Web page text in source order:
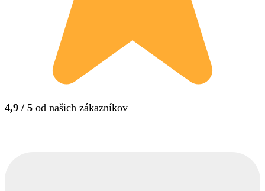
4,9 / 5 od našich zákazníkov